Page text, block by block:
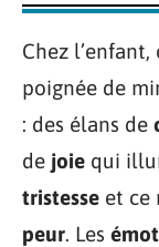
Chez
poignée de
: des élans de
de joie qui
tristesse et ce
peur. Les